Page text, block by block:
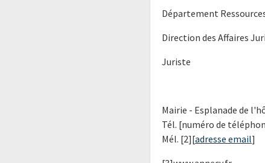
Département
Direction des Affaires
Juriste
Mairie - Esplanade de
Tél. [numéro de
Mél. [2][adresse email]